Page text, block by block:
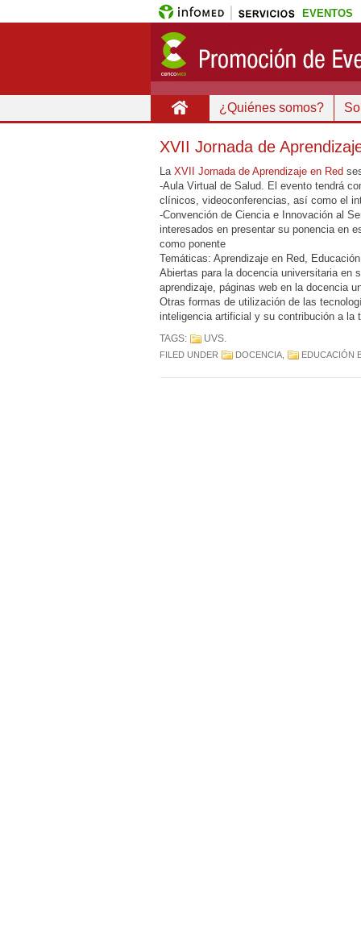
EVENTOS
¿Quiénes somos?
XVII Jornada de
La XVII Jornada de Aprendizaje en Red
-Aula Virtual de Salud. El evento tendrá
clínicos, videoconferencias, así como el
-Convención de Ciencia e Innovación al
interesados en presentar su ponencia en
como ponente
Temáticas: Aprendizaje en Red,
Abiertas para la docencia universitaria en
aprendizaje, páginas web en la docencia
Otras formas de utilización de las
inteligencia artificial y su contribución a la
TAGS: UVS.
FILED UNDER DOCENCIA, EDUCACIÓN